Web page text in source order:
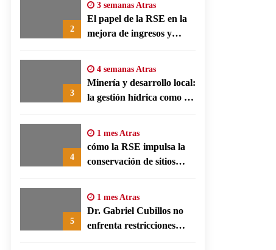
fabriles alemanes
2
3 semanas Atras
El papel de la RSE en la
mejora de ingresos y
3
4 semanas Atras
Minería y desarrollo local:
la gestión hídrica como eje
4
1 mes Atras
cómo la RSE impulsa la
conservación de sitios
5
1 mes Atras
Dr. Gabriel Cubillos no
enfrenta restricciones